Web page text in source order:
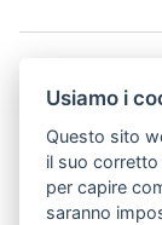
(abilitato
Usiamo i
Questo sito
il suo
per capire
saranno